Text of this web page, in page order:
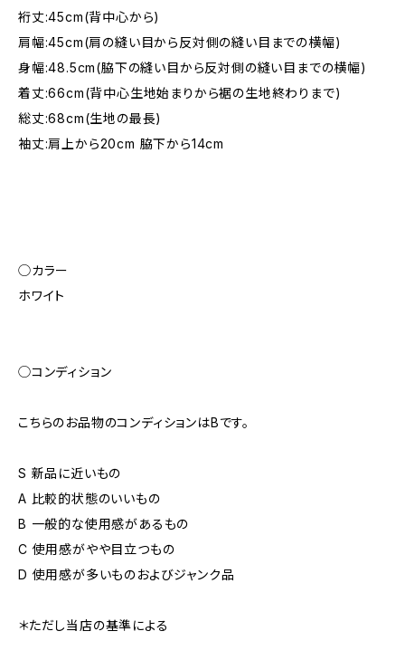
裄丈:45cm(背中心から)
肩幅:45cm(肩の縫い目から反対側の縫い目までの横幅)
身幅:48.5cm(脇下の縫い目から反対側の縫い目までの横幅)
着丈:66cm(背中心生地始まりから裾の生地終わりまで)
総丈:68cm(生地の最長)
袖丈:肩上から20cm 脇下から14cm
◯カラー
ホワイト
◯コンディション
こちらのお品物のコンディションはBです。
S 新品に近いもの
A 比較的状態のいいもの
B 一般的な使用感があるもの
C 使用感がやや目立つもの
D 使用感が多いものおよびジャンク品
＊ただし当店の基準による